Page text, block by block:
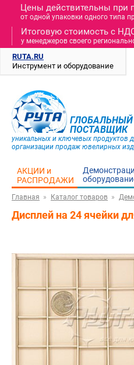
Цены действительны при
от одной упаковки одного типа
Итоговую стоимость c
у менеджеров своего
RUTA.RU
Инструмент и оборудование
ГЛОБАЛЬНЫЙ
ПОСТАВЩИК
уникальных и ключевых продуктов
организации продаж ювелирных
АКЦИИ и
РАСПРОДАЖИ
Главная Каталог товаров
Дисплей на 24 ячейки